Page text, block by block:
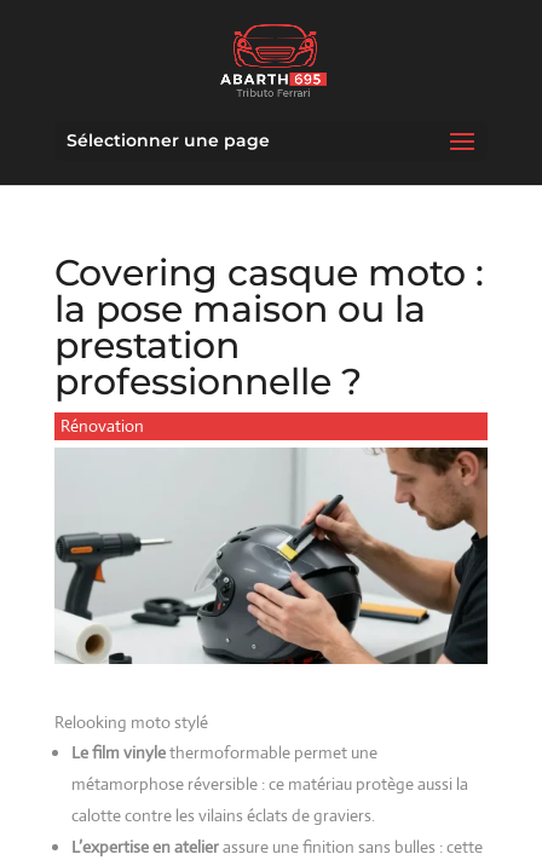
Sélectionner une page
Covering casque moto :
la pose maison ou la
prestation
professionnelle ?
Rénovation
Relooking moto stylé
Le film vinylethermoformable permet une
métamorphose réversible : ce matériau protège aussi la
calotte contre les vilains éclats de graviers.
L’expertise en atelierassure une finition sans bulles : cette